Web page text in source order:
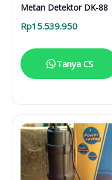
Metan Detektor DK-88
Rp15.539.950
Tanya CS